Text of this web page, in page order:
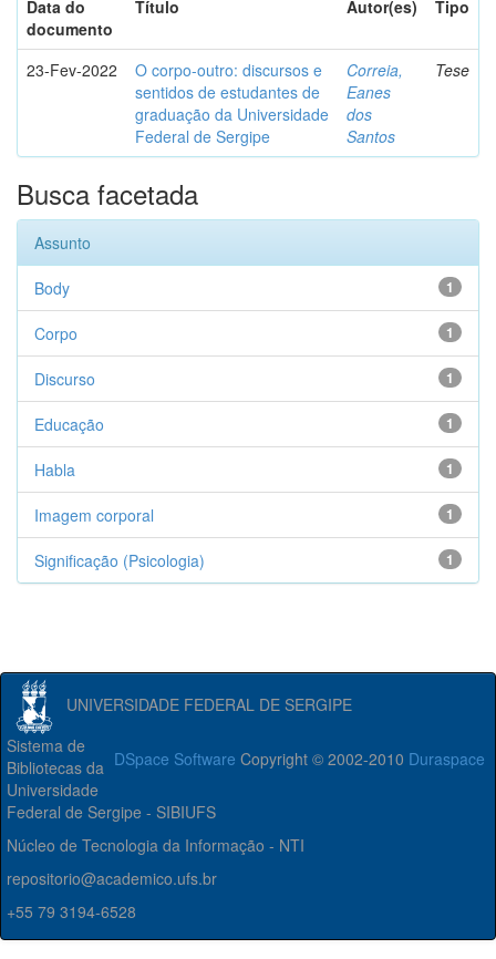
Data do
documento
Título Autor(es) Tipo
23-Fev-2022
O corpo-outro: discursos e
sentidos de estudantes de
graduação da Universidade
Federal de Sergipe
Correia,
Eanes
dos
Santos
Tese
Busca facetada
Assunto
1
Body
1
Corpo
1
Discurso
1
Educação
1
Habla
1
Imagem corporal
1
Significação (Psicologia)
UNIVERSIDADE FEDERAL DE SERGIPE
DSpace Software Copyright © 2002-2010 Duraspace
Sistema de
Bibliotecas da
Universidade
Federal de Sergipe - SIBIUFS
Núcleo de Tecnologia da Informação - NTI
repositorio@academico.ufs.br
+55 79 3194-6528